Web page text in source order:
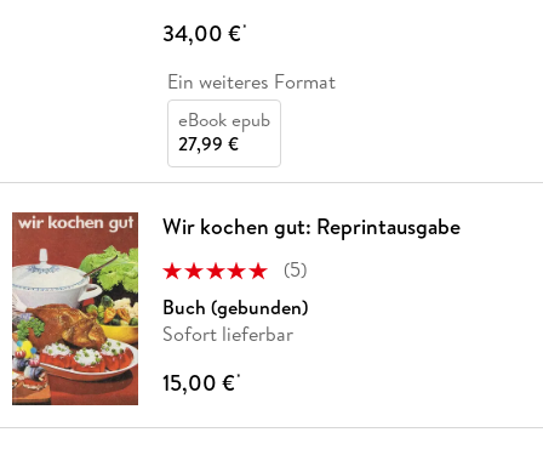
34,00 €*
Ein weiteres Format
eBook epub
27,99 €
Wir kochen gut: Reprintausgabe
(5)
Buch (gebunden)
Sofort lieferbar
15,00 €*